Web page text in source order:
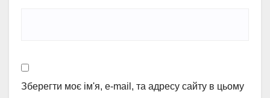
Зберегти моє ім'я, e-mail, та адресу сайту в цьому